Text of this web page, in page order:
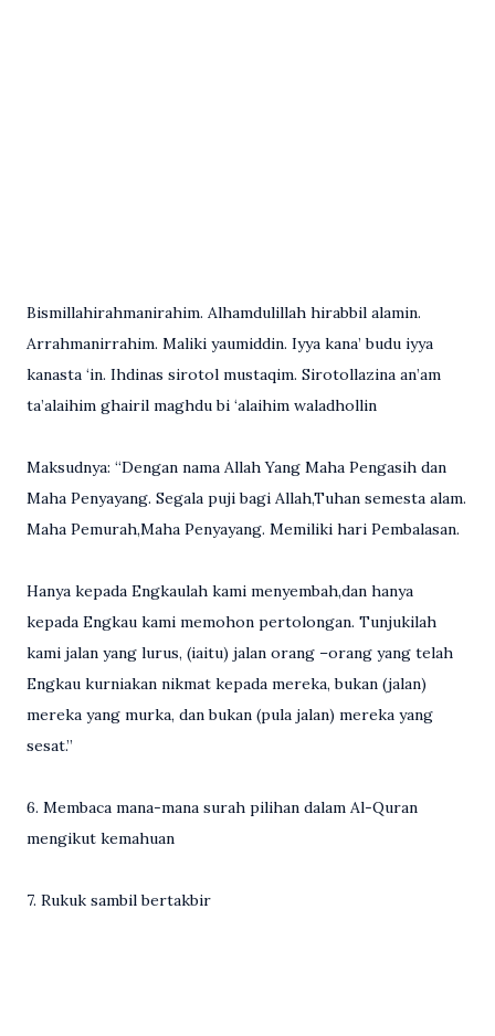
Bismillahirahmanirahim. Alhamdulillah hirabbil alamin.
Arrahmanirrahim. Maliki yaumiddin. Iyya kana’ budu iyya
kanasta ‘in. Ihdinas sirotol mustaqim. Sirotollazina an’am
ta’alaihim ghairil maghdu bi ‘alaihim waladhollin
Maksudnya: “Dengan nama Allah Yang Maha Pengasih dan
Maha Penyayang. Segala puji bagi Allah,Tuhan semesta alam.
Maha Pemurah,Maha Penyayang. Memiliki hari Pembalasan.
Hanya kepada Engkaulah kami menyembah,dan hanya
kepada Engkau kami memohon pertolongan. Tunjukilah
kami jalan yang lurus, (iaitu) jalan orang –orang yang telah
Engkau kurniakan nikmat kepada mereka, bukan (jalan)
mereka yang murka, dan bukan (pula jalan) mereka yang
sesat.”
6. Membaca mana-mana surah pilihan dalam Al-Quran
mengikut kemahuan
7. Rukuk sambil bertakbir